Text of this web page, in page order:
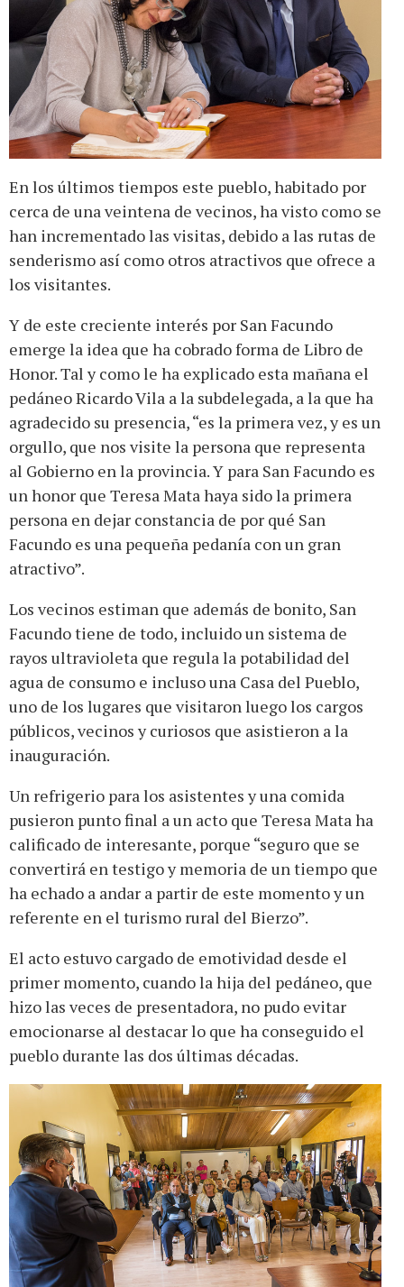
En los últimos tiempos este pueblo, habitado por
cerca de una veintena de vecinos, ha visto como se
han incrementado las visitas, debido a las rutas de
senderismo así como otros atractivos que ofrece a
los visitantes.
Y de este creciente interés por San Facundo
emerge la idea que ha cobrado forma de Libro de
Honor. Tal y como le ha explicado esta mañana el
pedáneo Ricardo Vila a la subdelegada, a la que ha
agradecido su presencia, “es la primera vez, y es un
orgullo, que nos visite la persona que representa
al Gobierno en la provincia. Y para San Facundo es
un honor que Teresa Mata haya sido la primera
persona en dejar constancia de por qué San
Facundo es una pequeña pedanía con un gran
atractivo”.
Los vecinos estiman que además de bonito, San
Facundo tiene de todo, incluido un sistema de
rayos ultravioleta que regula la potabilidad del
agua de consumo e incluso una Casa del Pueblo,
uno de los lugares que visitaron luego los cargos
públicos, vecinos y curiosos que asistieron a la
inauguración.
Un refrigerio para los asistentes y una comida
pusieron punto final a un acto que Teresa Mata ha
calificado de interesante, porque “seguro que se
convertirá en testigo y memoria de un tiempo que
ha echado a andar a partir de este momento y un
referente en el turismo rural del Bierzo”.
El acto estuvo cargado de emotividad desde el
primer momento, cuando la hija del pedáneo, que
hizo las veces de presentadora, no pudo evitar
emocionarse al destacar lo que ha conseguido el
pueblo durante las dos últimas décadas.